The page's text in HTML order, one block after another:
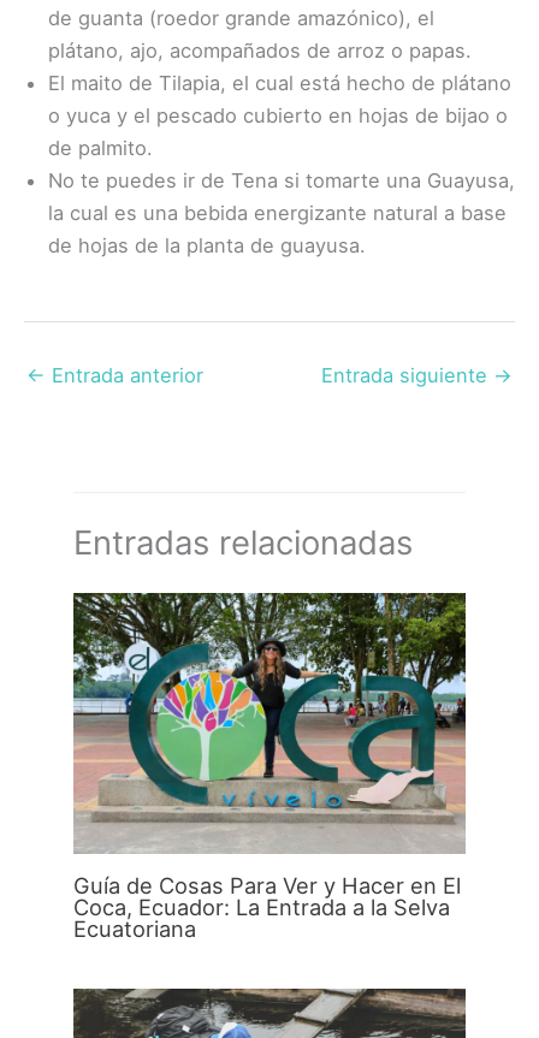
de guanta (roedor grande amazónico), el
plátano, ajo, acompañados de arroz o papas.
El maito de Tilapia, el cual está hecho de plátano
o yuca y el pescado cubierto en hojas de bijao o
de palmito.
No te puedes ir de Tena si tomarte una Guayusa,
la cual es una bebida energizante natural a base
de hojas de la planta de guayusa.
← Entrada anterior Entrada siguiente →
Entradas relacionadas
Guía de Cosas Para Ver y Hacer en El
Coca, Ecuador: La Entrada a la Selva
Ecuatoriana